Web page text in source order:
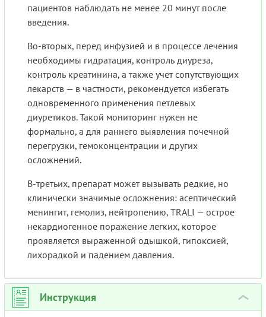
пациентов наблюдать не менее 20 минут после
введения.
Во-вторых, перед инфузией и в процессе лечения
необходимы гидратация, контроль диуреза,
контроль креатинина, а также учет сопутствующих
лекарств — в частности, рекомендуется избегать
одновременного применения петлевых
диуретиков. Такой мониторинг нужен не
формально, а для раннего выявления почечной
перегрузки, гемоконцентрации и других
осложнений.
В-третьих, препарат может вызывать редкие, но
клинически значимые осложнения: асептический
менингит, гемолиз, нейтропению, TRALI — острое
некардиогенное поражение легких, которое
проявляется выраженной одышкой, гипоксией,
лихорадкой и падением давления.
Инструкция ›